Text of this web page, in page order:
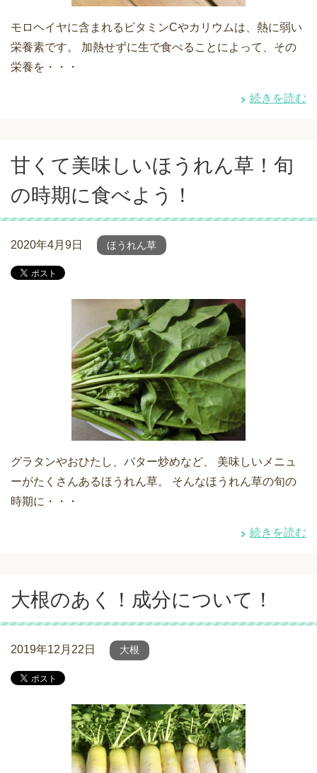
モロヘイヤに含まれるビタミンCやカリウムは、熱に弱い
栄養素です。 加熱せずに生で食べることによって、その
栄養を・・・
続きを読む
甘くて美味しいほうれん草！旬
の時期に食べよう！
2020年4月9日 ほうれん草
グラタンやおひたし、バター炒めなど、 美味しいメニュ
ーがたくさんあるほうれん草。 そんなほうれん草の旬の
時期に・・・
続きを読む
大根のあく！成分について！
2019年12月22日 大根